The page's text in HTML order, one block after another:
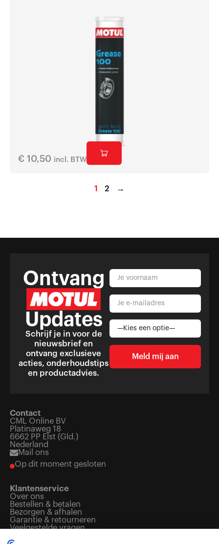
€ 10,50 incl. BTW
1 2 →
Ontvang
Updates
Schrijf je in voor de
nieuwsbrief en
ontvang exclusieve
acties, onderhoudstips
en productadvies.
Contact
CML Online BV
Platinaweg 18
6662 PP Elst (Gld.)
Nederland
Mail ons
Op dit moment gesloten
Klantenservice
Over ons
Bestellen & betalen
Bezorgen & afhalen
Garantie & retourneren
Veelgestelde vragen